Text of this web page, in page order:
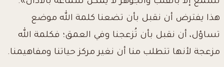
هذا يفترض أن نقبل بأن تضعنا كلمة الله موضع
تساؤل، أن نقبل بأن تُزعجنا وفي العمق؛ فكلمة الله
مزعجة لأنها تتطلب منا أن نغير مركز حياتنا ومفاهيمنا.